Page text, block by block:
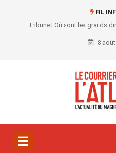
FIL
Tribune | Où sont les grands
8